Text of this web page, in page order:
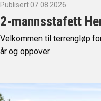
Publisert 07.08.2026
2-mannsstafett
Velkommen til terrengløp
år og oppover.